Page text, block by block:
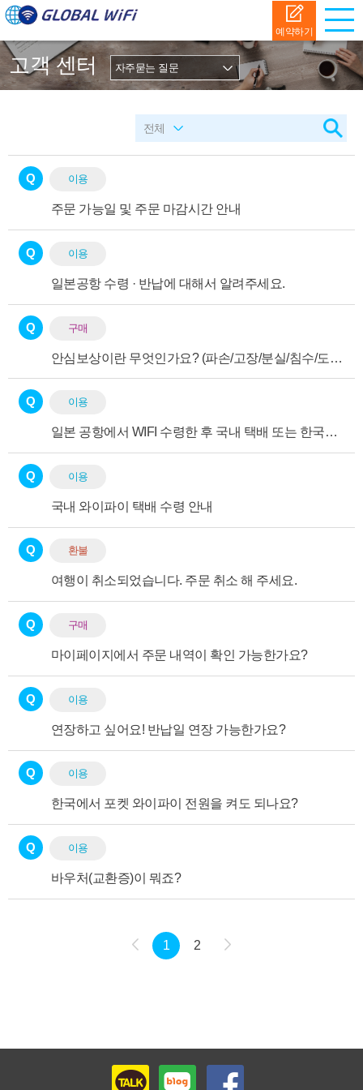
예약하기
고객 센터
Q 이용
주문 가능일 및 주문 마감시간 안내
Q 이용
일본공항 수령 · 반납에 대해서 알려주세요.
Q 구매
안심보상이란 무엇인가요? (파손/고장/분실/침수/도난)
Q 이용
일본 공항에서 WIFI 수령한 후 국내 택배 또는 한국사무실에서 반납 가능여부
Q 이용
국내 와이파이 택배 수령 안내
Q 환불
여행이 취소되었습니다. 주문 취소 해 주세요.
Q 구매
마이페이지에서 주문 내역이 확인 가능한가요?
Q 이용
연장하고 싶어요! 반납일 연장 가능한가요?
Q 이용
한국에서 포켓 와이파이 전원을 켜도 되나요?
Q 이용
바우처(교환증)이 뭐죠?
1 2